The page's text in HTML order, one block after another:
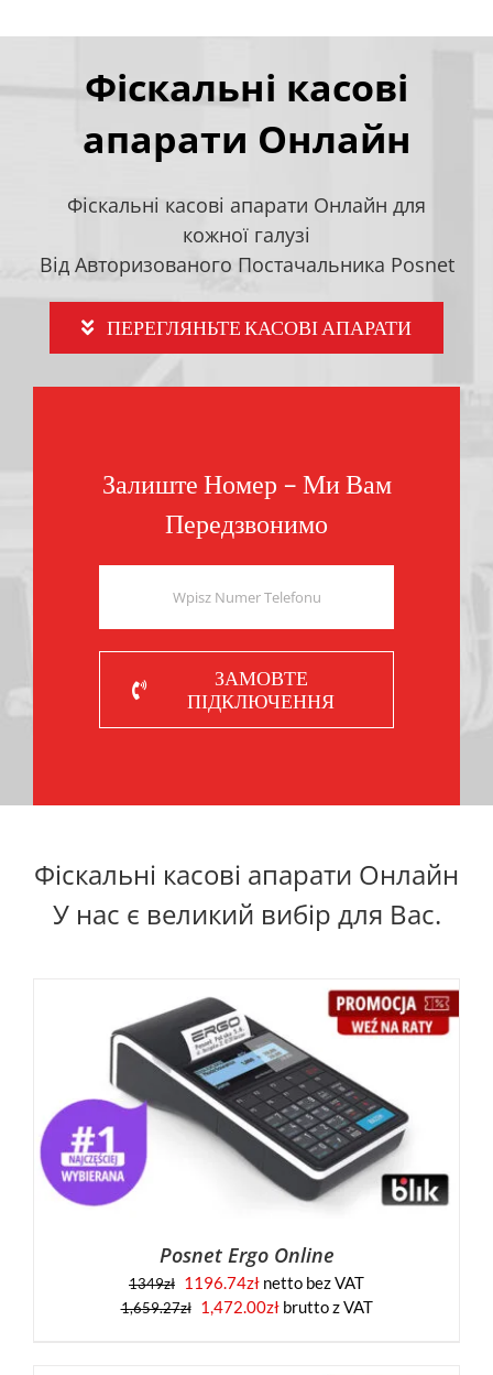
Фіскальні касові
апарати Онлайн
Фіскальні касові апарати Онлайн для
кожної галузі
Від Авторизованого Постачальника Posnet
ПЕРЕГЛЯНЬТЕ КАСОВІ АПАРАТИ
Залиште Номер – Ми Вам
Передзвонимо
ЗАМОВТЕ
ПІДКЛЮЧЕННЯ
Фіскальні касові апарати Онлайн
У нас є великий вибір для Вас.
Posnet Ergo Online
1349zł 1196.74zł netto bez VAT
1,659.27zł 1,472.00złbrutto z VAT